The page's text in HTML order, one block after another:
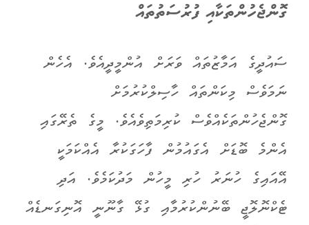
ގޮންޖެހުންތަކާއި ފުރުސަތުތައް
ސައުދީގެ އަމާޒުތައް ވަރަށް އުންމީދީއެވެ. އެހެން
ނަމަވެސް މިކަންތައް ހާސިލްކުރުމަށް
ގޮންޖެހުންތަކެއްވެސް ކުރިމަތިވެއެވެ. މީގެ ތެރޭގައި
އެންމެ ބޮޑަށް އެގައުމުން ފާހަގަކުރާ އެއްކަމަކީ
އޭއައިގެ ހުނަރު ހުރި މީހުން މަދުކަމެވެ. އަދި
ޓެކްނޮލޮޖީ ބޭނުންކުރުމާއި ގުޅޭ ގާނޫނީ އޮނިގަނޑެއް